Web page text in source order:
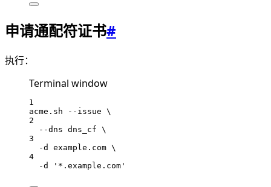
申请通配符证书#
执行：
Terminal window
1
acme.sh
--issue \
2
--dns dns_cf \
3
-d
example.com \
4
-d
'*.example.com'